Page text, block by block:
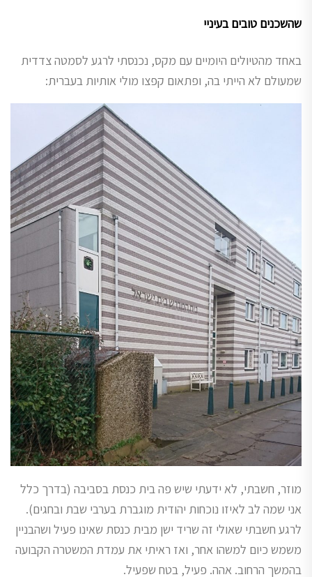
שהשכנים טובים בעיניי
באחד מהטיולים היומיים עם מקס, נכנסתי לרגע לסמטה צדדית
שמעולם לא הייתי בה, ופתאום קפצו מולי אותיות בעברית:
מוזר, חשבתי, לא ידעתי שיש פה בית כנסת בסביבה (בדרך כלל
אני שמה לב לאיזו נוכחות יהודית מוגברת בערבי שבת ובחגים).
לרגע חשבתי שאולי זה שריד ישן מבית כנסת שאינו פעיל ושהבניין
משמש כיום למשהו אחר, ואז ראיתי את עמדת המשטרה הקבועה
בהמשך הרחוב. אהה. פעיל, בטח שפעיל.